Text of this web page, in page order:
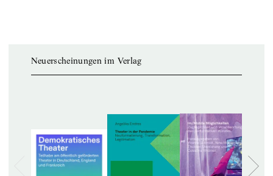
Neuerscheinungen im Verlag